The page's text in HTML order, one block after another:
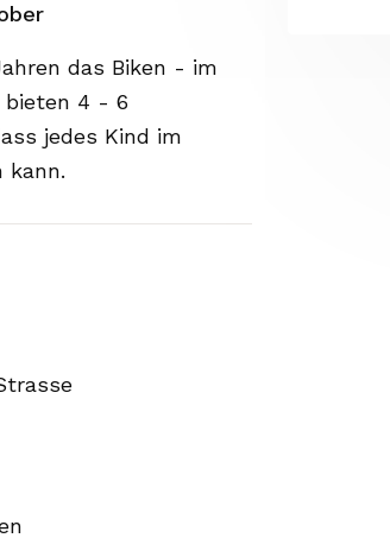
das Biken - im
bieten 4 - 6
jedes Kind im
kann.